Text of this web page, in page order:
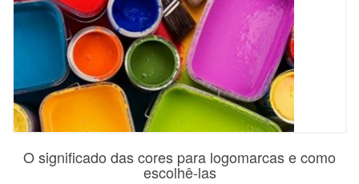
O significado das cores para logomarcas e como
escolhê-las